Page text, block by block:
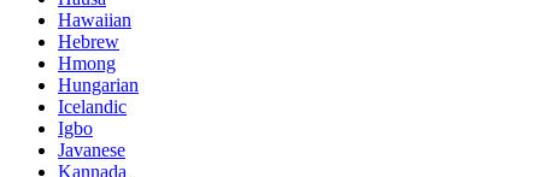
Hawaiian
Hebrew
Hmong
Hungarian
Icelandic
Igbo
Javanese
Kannada